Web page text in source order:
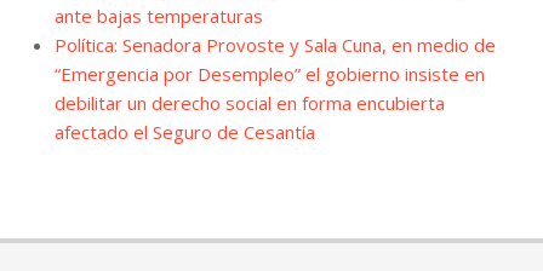
ante bajas temperaturas
Política: Senadora Provoste y Sala Cuna, en medio de
“Emergencia por Desempleo” el gobierno insiste en
debilitar un derecho social en forma encubierta
afectado el Seguro de Cesantía